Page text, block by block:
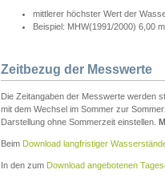
mittlerer höchster Wert der
Beispiel: MHW(1991/2000) 6,00 m
Zeitbezug der Messwerte
Die Zeitangaben der Messwerte werden
mit dem Wechsel im Sommer zur
Darstellung ohne Sommerzeit einstellen.
Beim Download langfristiger
In den zum Download angebotenen